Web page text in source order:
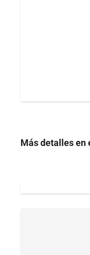
Más detalles en